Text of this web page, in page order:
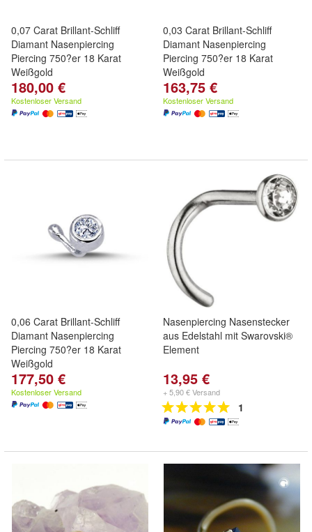
0,07 Carat Brillant-Schliff
Diamant Nasenpiercing
Piercing 750?er 18 Karat
Weißgold
180,00 €
Kostenloser Versand
0,03 Carat Brillant-Schliff
Diamant Nasenpiercing
Piercing 750?er 18 Karat
Weißgold
163,75 €
Kostenloser Versand
0,06 Carat Brillant-Schliff
Diamant Nasenpiercing
Piercing 750?er 18 Karat
Weißgold
177,50 €
Kostenloser Versand
Nasenpiercing Nasenstecker
aus Edelstahl mit Swarovski®
Element
13,95 €
+ 5,90 € Versand
1